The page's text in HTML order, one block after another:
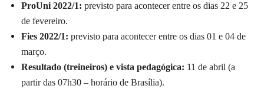
ProUni 2022/1: previsto para acontecer entre os dias 22 e 25
de fevereiro.
Fies 2022/1: previsto para acontecer entre os dias 01 e 04 de
março.
Resultado (treineiros) e vista pedagógica: 11 de abril (a
partir das 07h30 – horário de Brasília).